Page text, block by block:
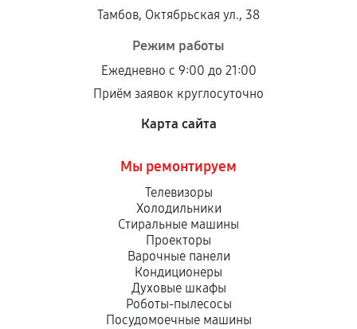
Тамбов, Октябрьская ул., 38
Режим работы
Ежедневно с 9:00 до 21:00
Приём заявок круглосуточно
Карта сайта
Мы ремонтируем
Телевизоры
Холодильники
Стиральные машины
Проекторы
Варочные панели
Кондиционеры
Духовые шкафы
Роботы-пылесосы
Посудомоечные машины